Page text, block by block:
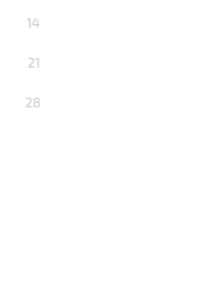
14
21
28